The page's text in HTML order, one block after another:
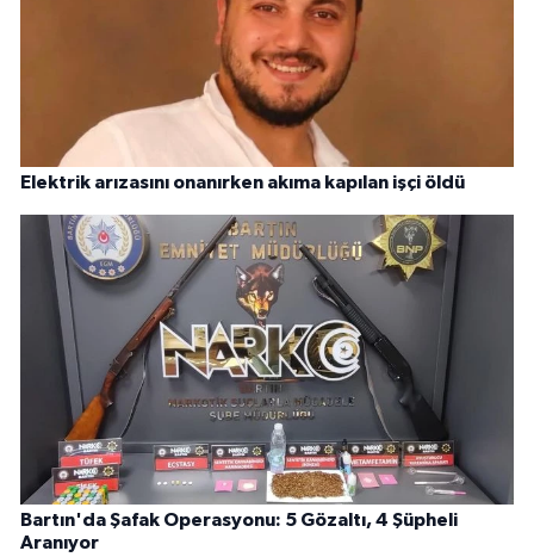
Elektrik arızasını onanırken akıma kapılan işçi öldü
Bartın'da Şafak Operasyonu: 5 Gözaltı, 4 Şüpheli
Aranıyor